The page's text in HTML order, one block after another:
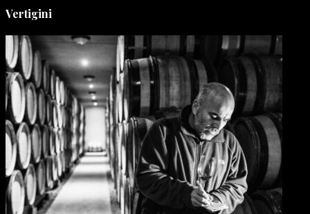
Vertigini